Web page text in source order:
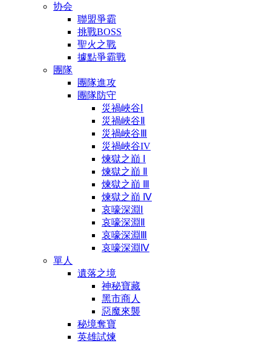
协会
聯盟爭霸
挑戰BOSS
聖火之戰
據點爭霸戰
團隊
團隊進攻
團隊防守
災禍峽谷Ⅰ
災禍峽谷Ⅱ
災禍峽谷Ⅲ
災禍峽谷IV
煉獄之巔 Ⅰ
煉獄之巔 Ⅱ
煉獄之巔 Ⅲ
煉獄之巔 Ⅳ
哀嚎深淵Ⅰ
哀嚎深淵Ⅱ
哀嚎深淵Ⅲ
哀嚎深淵Ⅳ
單人
遺落之境
神秘寶藏
黑市商人
惡魔來襲
秘境奪寶
英雄試煉